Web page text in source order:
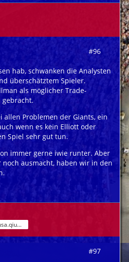
#96
hab, schwanken die Analysten
überschätztem Spieler.
als möglicher Trade-
gebracht.
allen Problemen der Giants, ein
wenn es kein Elliott oder
Spiel sehr gut tun.
immer gerne iwie runter. Aber
ausmacht, haben wir in den
hsv.qiumi.de & usa.qiumi.de
#97